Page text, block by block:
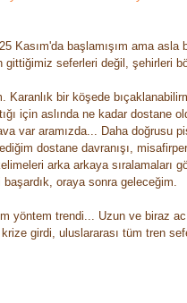
Kasım'da başlamışım ama asla
seferleri değil, şehirleri
Karanlık bir köşede
için aslında ne kadar dostane
var aramızda... Daha doğrusu
dostane davranışı,
arka arkaya sıralamaları
oraya sonra geleceğim.
yöntem trendi... Uzun ve biraz
girdi, uluslararası tüm tren